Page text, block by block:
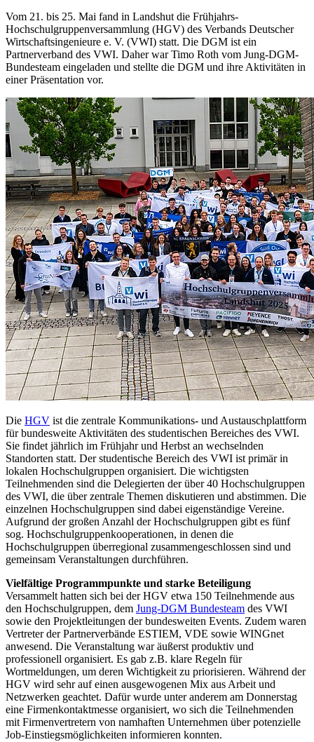
Vom 21. bis 25. Mai fand in Landshut die Frühjahrs-
Hochschulgruppenversammlung (HGV) des Verbands Deutscher
Wirtschaftsingenieure e. V. (VWI) statt. Die DGM ist ein
Partnerverband des VWI. Daher war Timo Roth vom Jung-DGM-
Bundesteam eingeladen und stellte die DGM und ihre Aktivitäten in
einer Präsentation vor.
Die HGV ist die zentrale Kommunikations- und Austauschplattform
für bundesweite Aktivitäten des studentischen Bereiches des VWI.
Sie findet jährlich im Frühjahr und Herbst an wechselnden
Standorten statt. Der studentische Bereich des VWI ist primär in
lokalen Hochschulgruppen organisiert. Die wichtigsten
Teilnehmenden sind die Delegierten der über 40 Hochschulgruppen
des VWI, die über zentrale Themen diskutieren und abstimmen. Die
einzelnen Hochschulgruppen sind dabei eigenständige Vereine.
Aufgrund der großen Anzahl der Hochschulgruppen gibt es fünf
sog. Hochschulgruppenkooperationen, in denen die
Hochschulgruppen überregional zusammengeschlossen sind und
gemeinsam Veranstaltungen durchführen.
Vielfältige Programmpunkte und starke Beteiligung
Versammelt hatten sich bei der HGV etwa 150 Teilnehmende aus
den Hochschulgruppen, dem Jung-DGM Bundesteam des VWI
sowie den Projektleitungen der bundesweiten Events. Zudem waren
Vertreter der Partnerverbände ESTIEM, VDE sowie WINGnet
anwesend. Die Veranstaltung war äußerst produktiv und
professionell organisiert. Es gab z.B. klare Regeln für
Wortmeldungen, um deren Wichtigkeit zu priorisieren. Während der
HGV wird sehr auf einen ausgewogenen Mix aus Arbeit und
Netzwerken geachtet. Dafür wurde unter anderem am Donnerstag
eine Firmenkontaktmesse organisiert, wo sich die Teilnehmenden
mit Firmenvertretern von namhaften Unternehmen über potenzielle
Job-Einstiegsmöglichkeiten informieren konnten.